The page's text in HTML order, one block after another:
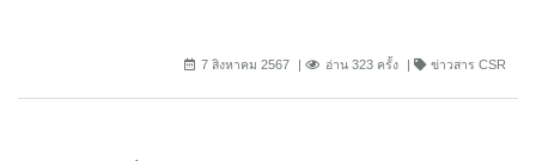
7 สิงหาคม 2567 อ่าน 323 ครั้ง ข่าวสาร CSR